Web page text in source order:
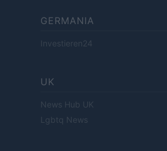
GERMANIA
Investieren24
UK
News Hub UK
Lgbtq News